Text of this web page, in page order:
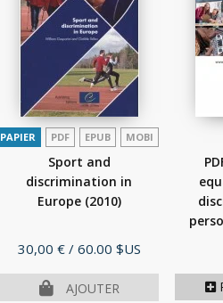
PAPIER PDF EPUB MOBI
Sport and
discrimination in
Europe (2010)
Prix
30,00 € / 60.00 $US
AJOUTER